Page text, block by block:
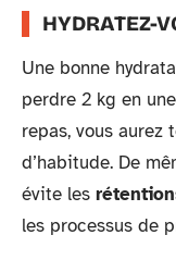
HYDRATEZ-
Une bonne
perdre 2 kg en
repas, vous aurez
d’habitude. De
évite les
les processus de